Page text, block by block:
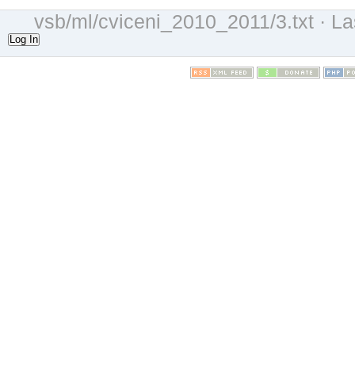
vsb/ml/cviceni_2010_2011/3.txt·
Log In